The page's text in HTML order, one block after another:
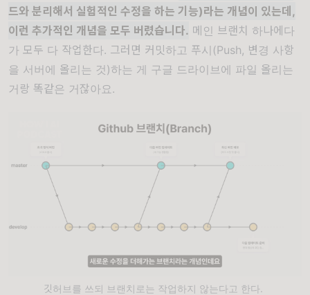
드와 분리해서 실험적인 수정을 하는 기능)라는 개념이 있는데,
이런 추가적인 개념을 모두 버렸습니다. 메인 브랜치 하나에다
가 모두 다 작업한다. 그러면 커밋하고 푸시(Push, 변경 사항
을 서버에 올리는 것)하는 게 구글 드라이브에 파일 올리는
거랑 똑같은 거잖아요.
깃허브를 쓰되 브랜치로는 작업하지 않는다고 한다.